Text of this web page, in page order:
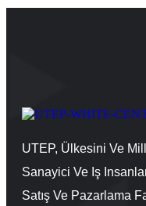
UTEP, Ülkesini Ve
Sanayici Ve Iş
Satış Ve Pazarlama